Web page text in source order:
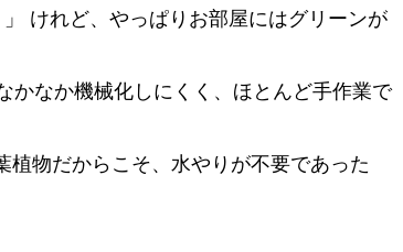
けれど、やっぱりお部屋にはグリーンが
かなか機械化しにくく、ほとんど手作業で
物だからこそ、水やりが不要であった